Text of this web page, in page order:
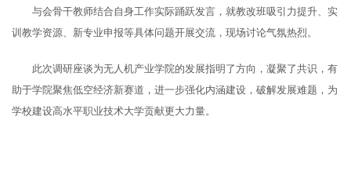
与会骨干教师结合自身工作实际踊跃发言，就教改班吸引力提升、实
训教学资源、新专业申报等具体问题开展交流，现场讨论气氛热烈。
此次调研座谈为无人机产业学院的发展指明了方向，凝聚了共识，有
助于学院聚焦低空经济新赛道，进一步强化内涵建设，破解发展难题，为
学校建设高水平职业技术大学贡献更大力量。